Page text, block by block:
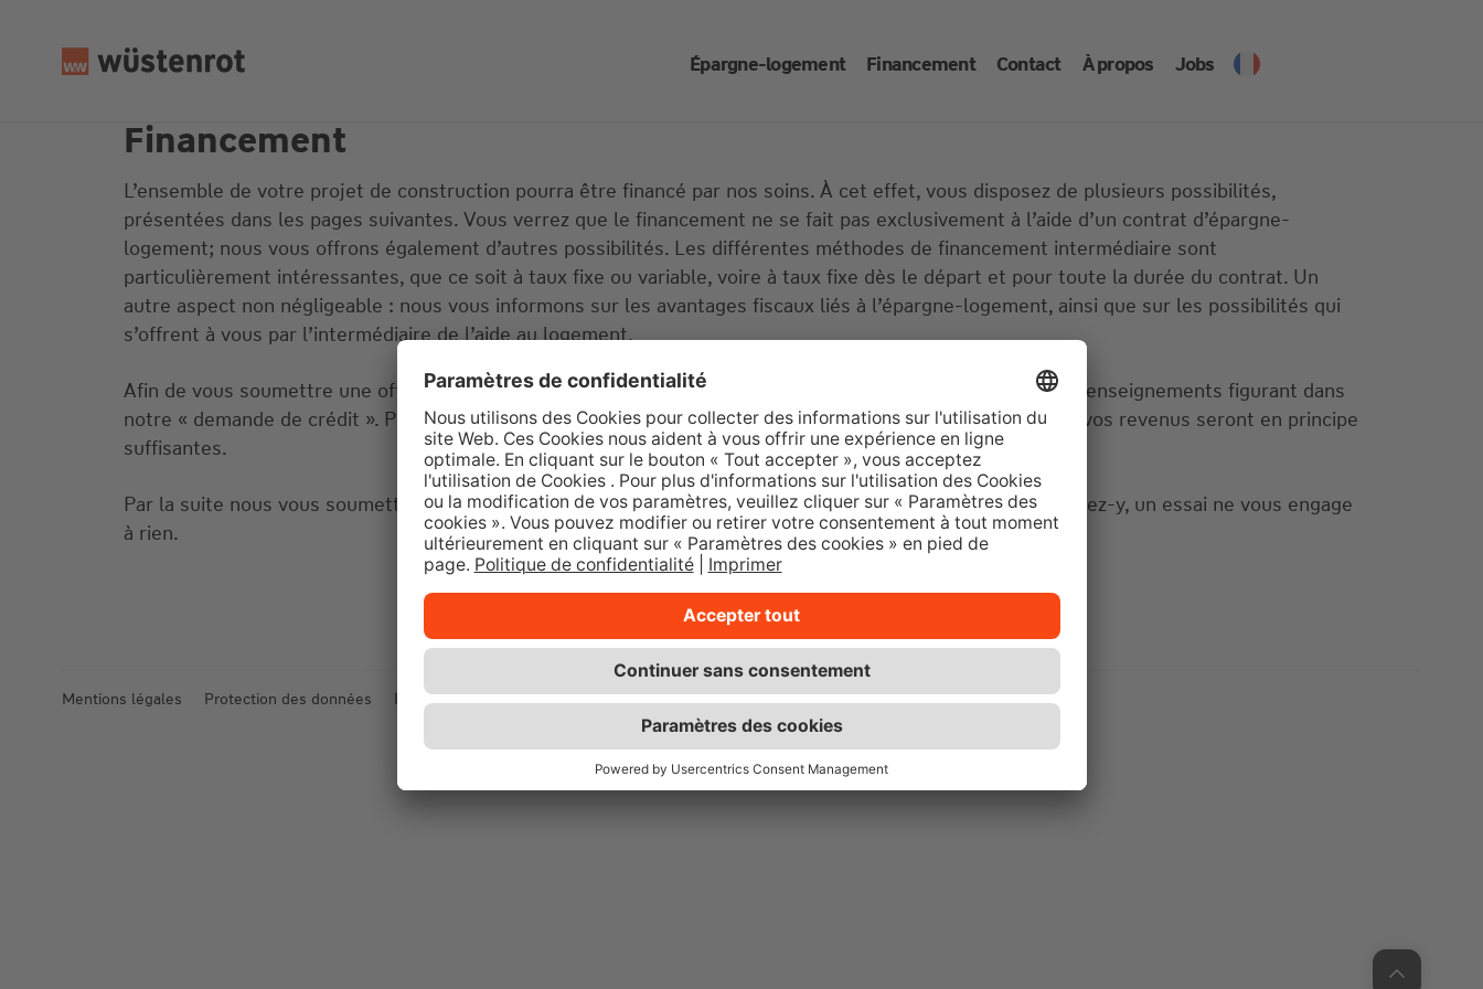
Épargne-logement Financement Contact À propos Jobs
Financement
L’ensemble de votre projet de construction pourra être financé par nos soins. À cet effet, vous disposez de plusieurs possibilités,
présentées dans les pages suivantes. Vous verrez que le financement ne se fait pas exclusivement à l’aide d’un contrat d’épargne-
logement; nous vous offrons également d’autres possibilités. Les différentes méthodes de financement intermédiaire sont
particulièrement intéressantes, que ce soit à taux fixe ou variable, voire à taux fixe dès le départ et pour toute la durée du contrat. Un
autre aspect non négligeable : nous vous informons sur les avantages fiscaux liés à l’épargne-logement, ainsi que sur les possibilités qui
s’offrent à vous par l’intermédiaire del’aide au logement.
Afin de vous soumettre une offre gratuite et sans engagement de votre part, nous n’avons besoin que des renseignements figurant dans
notre « demande de crédit ». Pour une première appréciation, des indications sur l’objet (compromis) et sur vos revenus seront en principe
suffisantes.
Par la suite nous vous soumettrons une proposition présentant le déroulement complet du financement. Allez-y, un essai ne vous engage
à rien.
Mentions légales Protection des données Paramètres des cookies